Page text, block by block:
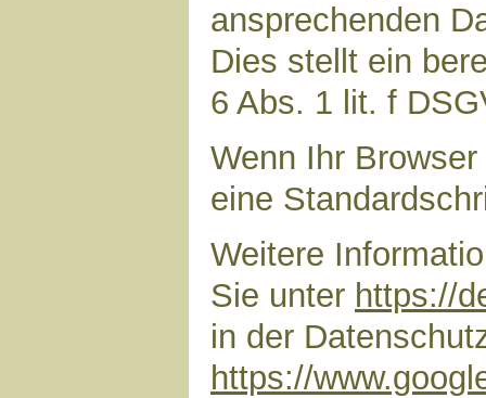
ansprechenden
Dies stellt ein
6 Abs. 1 lit. f
Wenn Ihr
eine
Weitere
Sie unter https://
in der
https://